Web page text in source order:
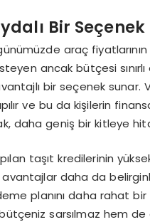
Bir Seçenek
araç
ancak bütçesi
bir seçenek sunar.
ve bu da kişilerin
daha geniş bir kitleye
taşıt kredilerinin
avantajlar daha da
planını daha rahat
sarsılmaz hem de